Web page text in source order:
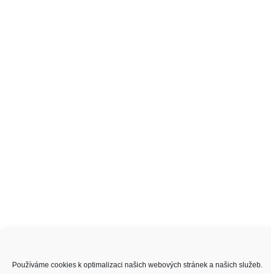
Používáme cookies k optimalizaci našich webových stránek a našich služeb.